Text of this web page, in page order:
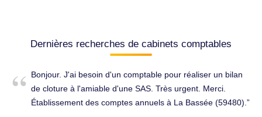
Dernières recherches de cabinets comptables
Bonjour. J'ai besoin d'un comptable pour réaliser un bilan
de cloture à l'amiable d'une SAS. Très urgent. Merci.
Établissement des comptes annuels à La Bassée (59480).